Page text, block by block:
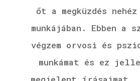
őt a megküzdés
munkájában. Ebben a
végzem orvosi és
munkámat és ez